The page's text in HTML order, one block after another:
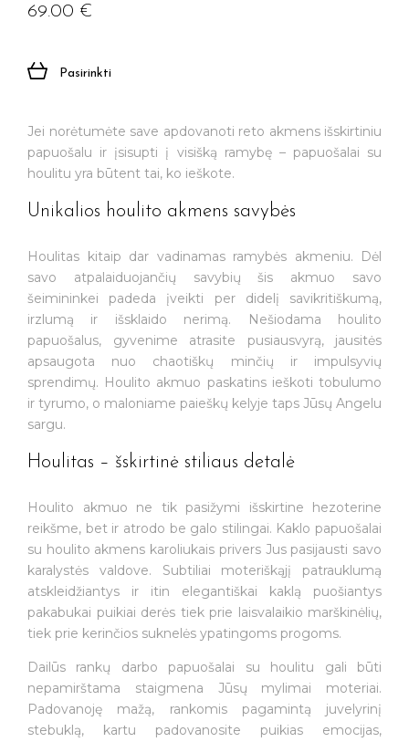
69.00 €
Pasirinkti
Jei norėtumėte save apdovanoti reto akmens išskirtiniu
papuošalu ir įsisupti į visišką ramybę – papuošalai su
houlitu yra būtent tai, ko ieškote.
Unikalios houlito akmens savybės
Houlitas kitaip dar vadinamas ramybės akmeniu. Dėl
savo atpalaiduojančių savybių šis akmuo savo
šeimininkei padeda įveikti per didelį savikritiškumą,
irzlumą ir išsklaido nerimą. Nešiodama houlito
papuošalus, gyvenime atrasite pusiausvyrą, jausitės
apsaugota nuo chaotiškų minčių ir impulsyvių
sprendimų. Houlito akmuo paskatins ieškoti tobulumo
ir tyrumo, o maloniame paieškų kelyje taps Jūsų Angelu
sargu.
Houlitas – šskirtinė stiliaus detalė
Houlito akmuo ne tik pasižymi išskirtine hezoterine
reikšme, bet ir atrodo be galo stilingai. Kaklo papuošalai
su houlito akmens karoliukais privers Jus pasijausti savo
karalystės valdove. Subtiliai moteriškąjį patrauklumą
atskleidžiantys ir itin elegantiškai kaklą puošiantys
pakabukai puikiai derės tiek prie laisvalaikio marškinėlių,
tiek prie kerinčios suknelės ypatingoms progoms.
Dailūs rankų darbo papuošalai su houlitu gali būti
nepamirštama staigmena Jūsų mylimai moteriai.
Padovanoję mažą, rankomis pagamintą juvelyrinį
stebuklą, kartu padovanosite puikias emocijas,
Prenumeruoti